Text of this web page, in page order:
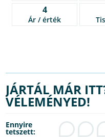
4
Ár / érték
JÁRTÁL MÁR
VÉLEMÉNYED!
Ennyire
tetszett: